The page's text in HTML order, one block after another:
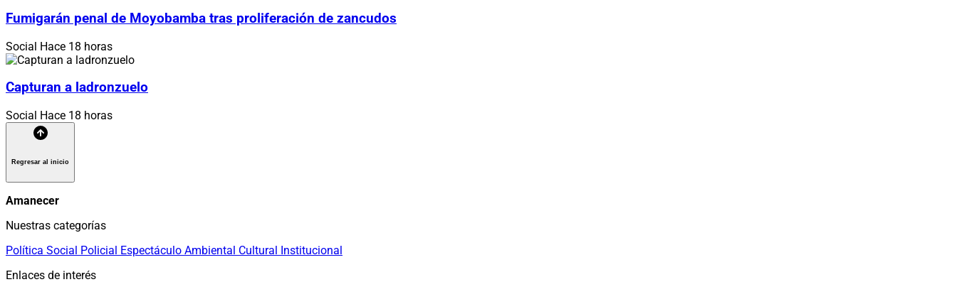
Fumigarán penal de Moyobamba tras proliferación de zancudos
Social Hace 18 horas
Capturan a ladronzuelo
Social Hace 18 horas
Regresar al inicio
Amanecer
Nuestras categorías
Política Social Policial Espectáculo Ambiental Cultural Institucional
Enlaces de interés